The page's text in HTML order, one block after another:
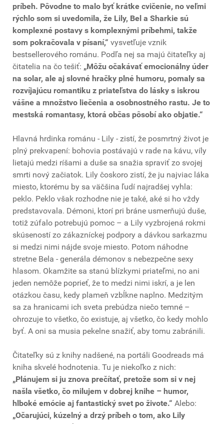
príbeh. Pôvodne to malo byť krátke cvičenie, no veľmi
rýchlo som si uvedomila, že Lily, Bel a Sharkie sú
komplexné postavy s komplexnými príbehmi, takže
som pokračovala v písaní,“ vysvetľuje vznik
bestsellerového románu. Podľa nej sa majú čitateľky aj
čitatelia na čo tešiť: „Môžu očakávať emocionálny úder
na solar, ale aj slovné hračky plné humoru, pomaly sa
rozvíjajúcu romantiku z priateľstva do lásky s iskrou
vášne a množstvo liečenia a osobnostného rastu. Je to
mestská romantasy, ktorá občas pôsobí ako objatie.“
Hlavná hrdinka románu - Lily - zistí, že posmrtný život je
plný prekvapení: bohovia postávajú v rade na kávu, víly
lietajú medzi ríšami a duše sa snažia spraviť zo svojej
smrti nový začiatok. Lily čoskoro zistí, že ju najviac láka
miesto, ktorému by sa väčšina ľudí najradšej vyhla:
peklo. Peklo však rozhodne nie je také, aké si ho vždy
predstavovala. Démoni, ktorí pri bráne usmerňujú duše,
totiž zúfalo potrebujú pomoc – a Lily vyzbrojená rokmi
skúseností zo zákazníckej podpory a dávkou sarkazmu
si medzi nimi nájde svoje miesto. Potom náhodne
stretne Bela - generála démonov s nebezpečne sexy
hlasom. Okamžite sa stanú blízkymi priateľmi, no ani
jeden nemôže poprieť, že to medzi nimi iskrí, a je len
otázkou času, kedy plameň vzbĺkne naplno. Medzitým
sa za hranicami ich sveta prebúdza niečo temné –
ohrozuje to všetko, čo existuje, aj všetko, čo kedy mohlo
byť. A oni sa musia pekelne snažiť, aby tomu zabránili.
Čitateľky sú z knihy nadšené, na portáli Goodreads má
kniha skvelé hodnotenia. Tu je niekoľko z nich:
„Plánujem si ju znova prečítať, pretože som si v nej
našla všetko, čo milujem v dobrej knihe – humor,
hlboké emócie aj fantastický svet po živote.“ Alebo:
„Očarujúci, kúzelný a drzý príbeh o tom, ako Lily